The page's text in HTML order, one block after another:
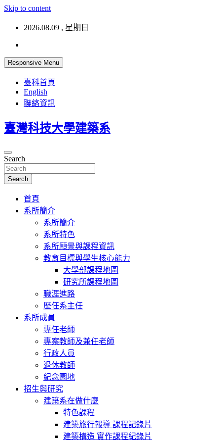
Skip to content
2026.08.09 , 星期日
Responsive Menu
臺科首頁
English
聯絡資訊
臺灣科技大學建築系
Search
Search
首頁
系所簡介
系所簡介
系所特色
系所願景與課程資訊
教育目標與學生核心能力
大學部課程地圖
研究所課程地圖
職涯進路
歷任系主任
系所成員
專任老師
專案教師及兼任老師
行政人員
退休教師
紀念園地
招生與研究
建築系在做什麼
特色課程
建築旅行報導 課程記錄片
建築構造 實作課程紀錄片